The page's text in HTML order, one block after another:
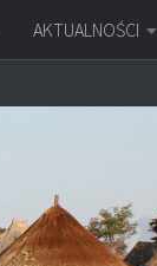
AKTUALNOŚCI